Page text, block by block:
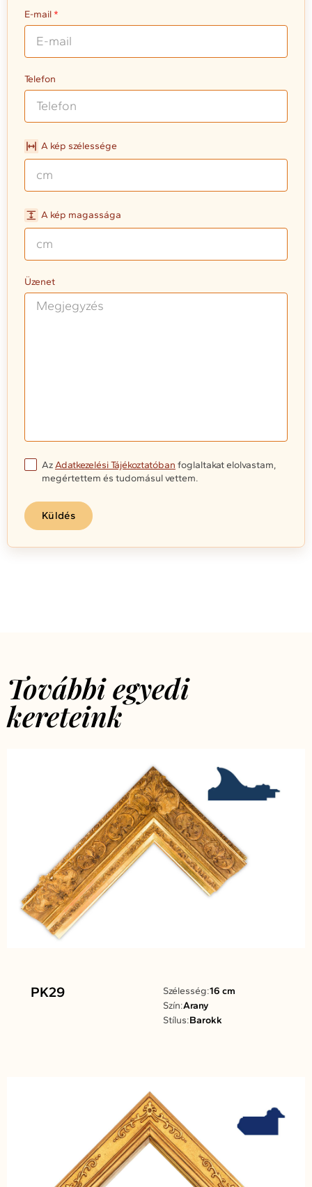
E-mail
Telefon
A kép szélessége
A kép magassága
Üzenet
AzAdatkezelési Tájékoztatóban foglaltakat elolvastam,
megértettem és tudomásul vettem.
Küldés
További egyedi
kereteink
PK29 Szélesség:16 cm
Szín:Arany
Stílus:Barokk